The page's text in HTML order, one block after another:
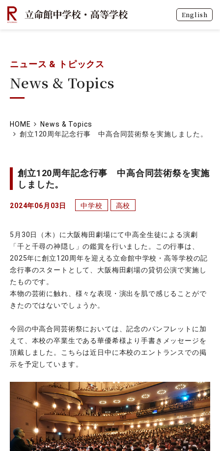
English
ニュース & トピックス
News & Topics
HOME
News & Topics
創立120周年記念行事 中高合同芸術祭を実施しました。
創立120周年記念行事 中高合同芸術祭を実施
しました。
2024年06月03日 中学校 高校
5月30日（木）に大阪梅田劇場にて中高全生徒による演劇
「千と千尋の神隠し」の鑑賞を行いました。この行事は、
2025年に創立120周年を迎える立命館中学校・高等学校の記
念行事のスタートとして、大阪梅田劇場の貸切公演で実施し
たものです。
本物の芸術に触れ、様々な表現・演出を肌で感じることがで
きたのではないでしょうか。
今回の中高合同芸術祭においては、記念のパンフレットに加
えて、本校の卒業生である華優希様より手書きメッセージを
頂戴しました。こちらは近日中に本校のエントランスでの掲
示を予定しています。